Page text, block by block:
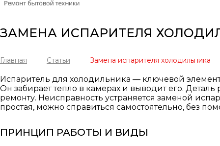
ЗАМЕНА ИСПАРИТЕЛЯ
Главная Статьи Замена испарителя холодильника
Испаритель для холодильника — ключевой
Он забирает тепло в камерах и выводит его.
ремонту. Неисправность устраняется заменой
простая, можно справиться самостоятельно, без
ПРИНЦИП РАБОТЫ И ВИДЫ